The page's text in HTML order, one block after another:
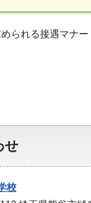
られる接遇マナ
せ
校